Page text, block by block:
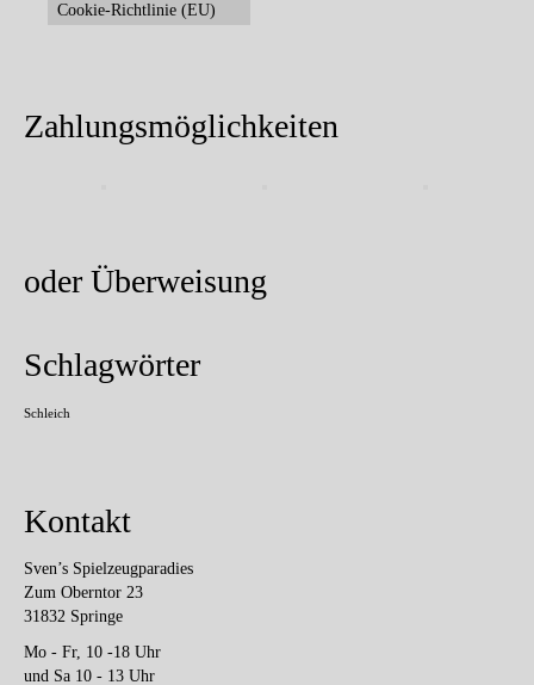
Cookie-Richtlinie (EU)
Zahlungsmöglichkeiten
oder Überweisung
Schlagwörter
Schleich
Kontakt
Sven’s Spielzeugparadies
Zum Oberntor 23
31832 Springe
Mo - Fr, 10 -18 Uhr
und Sa 10 - 13 Uhr